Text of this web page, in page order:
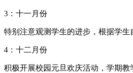
3：十一月份
特别注意观测学生的进步，根据学生
4：十二月份
积极开展校园元旦欢庆活动，学期教